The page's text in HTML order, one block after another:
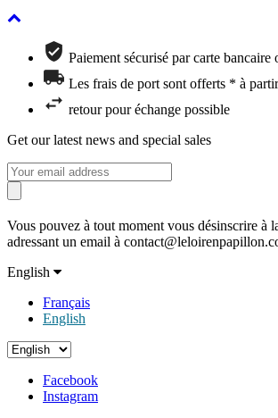
Paiement sécurisé par carte bancaire
Les frais de port sont offerts * à
retour pour échange possible
Get our latest news and special sales
Vous pouvez à tout moment vous désinscrire à
adressant un email à
English
Français
English
Facebook
Instagram